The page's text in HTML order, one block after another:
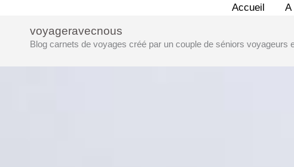
contenu
Accueil A
voyageravecnous
Blog carnets de voyages créé par un couple de séniors voyageurs
6 commentaires / Par Monique et Bruno/ 10 mars 2021